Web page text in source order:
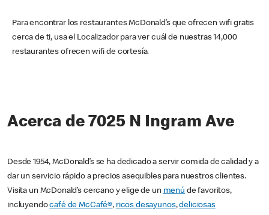
Para encontrar los restaurantes McDonald’s que ofrecen wifi gratis
cerca de ti, usa el Localizador para ver cuál de nuestras 14,000
restaurantes ofrecen wifi de cortesía.
Acerca de 7025 N Ingram Ave
Desde 1954, McDonald’s se ha dedicado a servir comida de calidad y a
dar un servicio rápido a precios asequibles para nuestros clientes.
Visita un McDonald’s cercano y elige de un menú de favoritos,
incluyendocafé de McCafé®, ricos desayunos,deliciosas